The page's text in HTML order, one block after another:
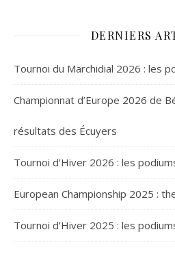
DERNIERS
Tournoi du Marchidial 2026 : les
Championnat d’Europe 2026 de
résultats des Écuyers
Tournoi d’Hiver 2026 : les
European Championship 2025 :
Tournoi d’Hiver 2025 : les